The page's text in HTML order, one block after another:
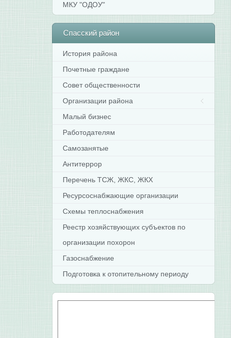
МКУ "ОДОУ"
Спасский район
История района
Почетные граждане
Совет общественности
Организации района
Малый бизнес
Работодателям
Самозанятые
Антитеррор
Перечень ТСЖ, ЖКС, ЖКХ
Ресурсоснабжающие организации
Схемы теплоснабжения
Реестр хозяйствующих субъектов по
организации похорон
Газоснабжение
Подготовка к отопительному периоду